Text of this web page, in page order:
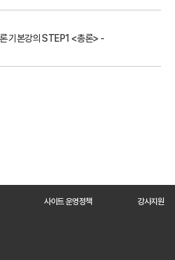
기본강의 STEP1 <총론> -
사이트 운영정책 강사지원